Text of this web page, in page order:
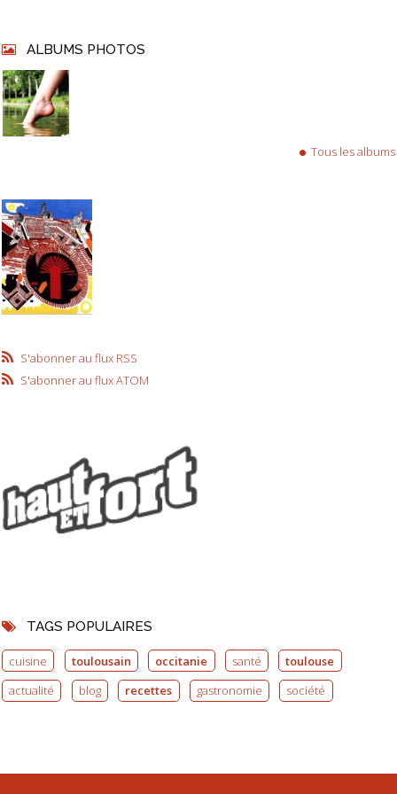
ALBUMS PHOTOS
Tous les albums
S'abonner au flux RSS
S'abonner au flux ATOM
TAGS POPULAIRES
cuisine toulousain occitanie santé
toulouse
actualité
blog recettes gastronomie société